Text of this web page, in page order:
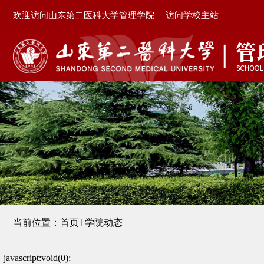
欢迎访问山东第二医科大学管理学院 | 访问学校主站
当前位置： 首页 学院动态
javascript:void(0);